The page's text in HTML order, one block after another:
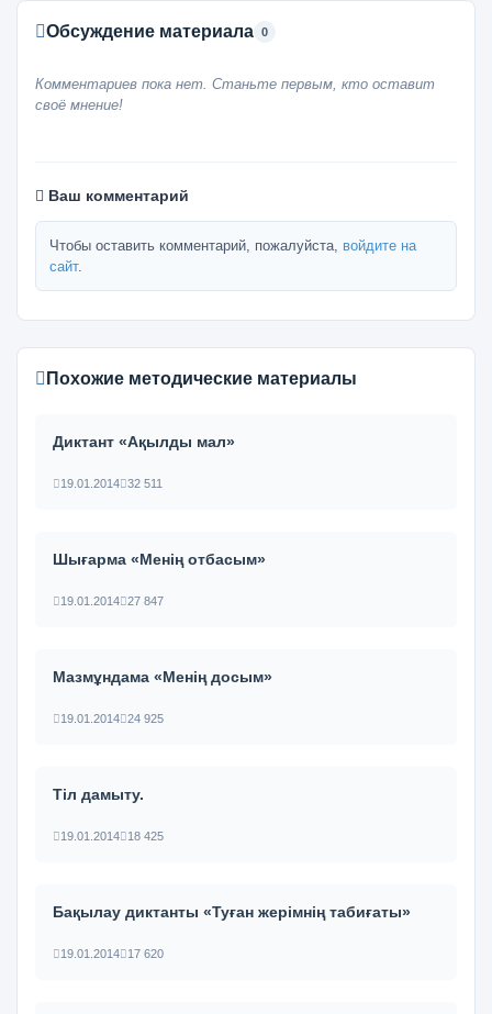
Обсуждение материала 0
Комментариев пока нет. Станьте первым, кто оставит
своё мнение!
Ваш комментарий
Чтобы оставить комментарий, пожалуйста, войдите на
сайт.
Похожие методические материалы
Диктант «Ақылды мал»
19.01.2014 32 511
Шығарма «Менің отбасым»
19.01.2014 27 847
Мазмұндама «Менің досым»
19.01.2014 24 925
Тіл дамыту.
19.01.2014 18 425
Бақылау диктанты «Туған жерімнің табиғаты»
19.01.2014 17 620